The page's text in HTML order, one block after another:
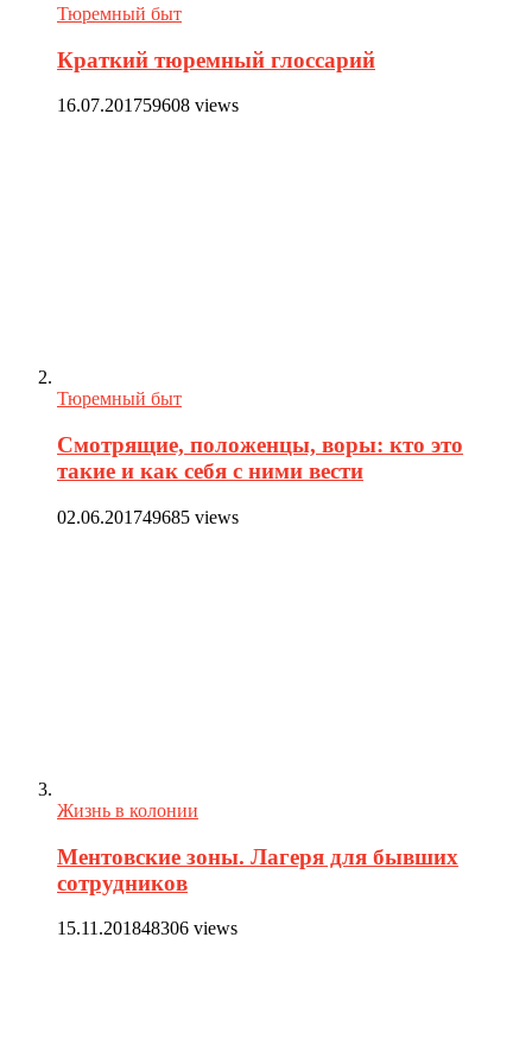
Тюремный быт
Краткий тюремный глоссарий
16.07.201759608 views
Тюремный быт
Смотрящие, положенцы, воры: кто это
такие и как себя с ними вести
02.06.201749685 views
Жизнь в колонии
Ментовские зоны. Лагеря для бывших
сотрудников
15.11.201848306 views